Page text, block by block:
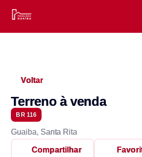
Voltar
Terreno à venda
BR 116
Guaiba, Santa Rita
Compartilhar